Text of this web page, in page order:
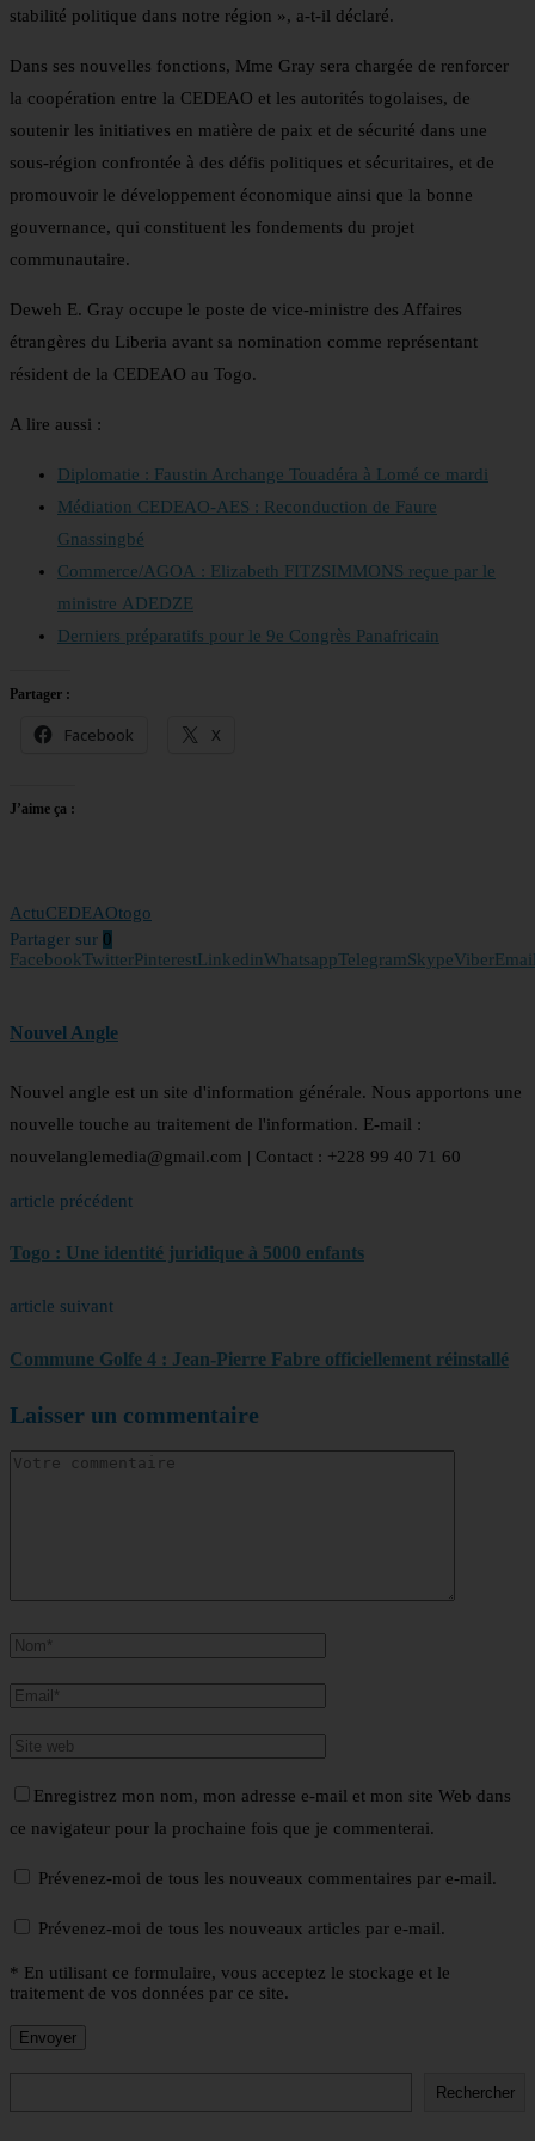
stabilité politique dans notre région », a-t-il déclaré.
Dans ses nouvelles fonctions, Mme Gray sera chargée de renforcer
la coopération entre la CEDEAO et les autorités togolaises, de
soutenir les initiatives en matière de paix et de sécurité dans une
sous-région confrontée à des défis politiques et sécuritaires, et de
promouvoir le développement économique ainsi que la bonne
gouvernance, qui constituent les fondements du projet
communautaire.
Deweh E. Gray occupe le poste de vice-ministre des Affaires
étrangères du Liberia avant sa nomination comme représentant
résident de la CEDEAO au Togo.
A lire aussi :
Diplomatie : Faustin Archange Touadéra à Lomé ce mardi
Médiation CEDEAO-AES : Reconduction de Faure
Gnassingbé
Commerce/AGOA : Elizabeth FITZSIMMONS reçue par le
ministre ADEDZE
Derniers préparatifs pour le 9e Congrès Panafricain
Partager :
Facebook X
J’aime ça :
ActuCEDEAOtogo
Partager sur 0
FacebookTwitterPinterestLinkedinWhatsappTelegramSkypeViber
Nouvel Angle
Nouvel angle est un site d'information générale. Nous apportons une
nouvelle touche au traitement de l'information. E-mail :
nouvelanglemedia@gmail.com | Contact : +228 99 40 71 60
article précédent
Togo : Une identité juridique à 5000 enfants
article suivant
Commune Golfe 4 : Jean-Pierre Fabre officiellement réinstallé
Laisser un commentaire
Enregistrez mon nom, mon adresse e-mail et mon site Web dans
ce navigateur pour la prochaine fois que je commenterai.
Prévenez-moi de tous les nouveaux commentaires par e-mail.
Prévenez-moi de tous les nouveaux articles par e-mail.
* En utilisant ce formulaire, vous acceptez le stockage et le
traitement de vos données par ce site.
Rechercher